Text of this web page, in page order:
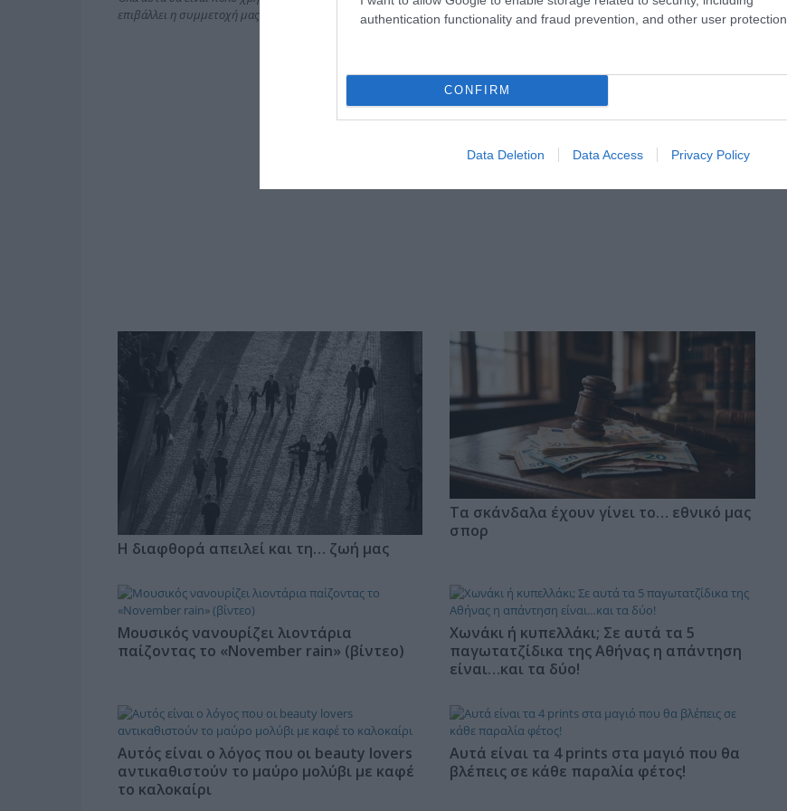
authentication functionality and fraud prevention, and other user protection.
CONFIRM
Data Deletion Data Access Privacy Policy
επιβάλλει η συμμετοχή μας στην Ευρωπαϊκή Ένωση και στην Ευρωζώνη.
Η διαφθορά απειλεί και τη… ζωή μας
Τα σκάνδαλα έχουν γίνει το… εθνικό μας
σπορ
Μουσικός νανουρίζει λιοντάρια
παίζοντας το «November rain» (βίντεο)
Χωνάκι ή κυπελλάκι; Σε αυτά τα 5
παγωτατζίδικα της Αθήνας η απάντηση
είναι…και τα δύο!
Αυτός είναι ο λόγος που οι beauty lovers
αντικαθιστούν το μαύρο μολύβι με καφέ
το καλοκαίρι
Αυτά είναι τα 4 prints στα μαγιό που θα
βλέπεις σε κάθε παραλία φέτος!